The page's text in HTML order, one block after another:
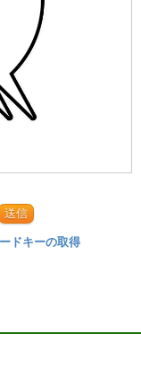
送信
ドキーの取得